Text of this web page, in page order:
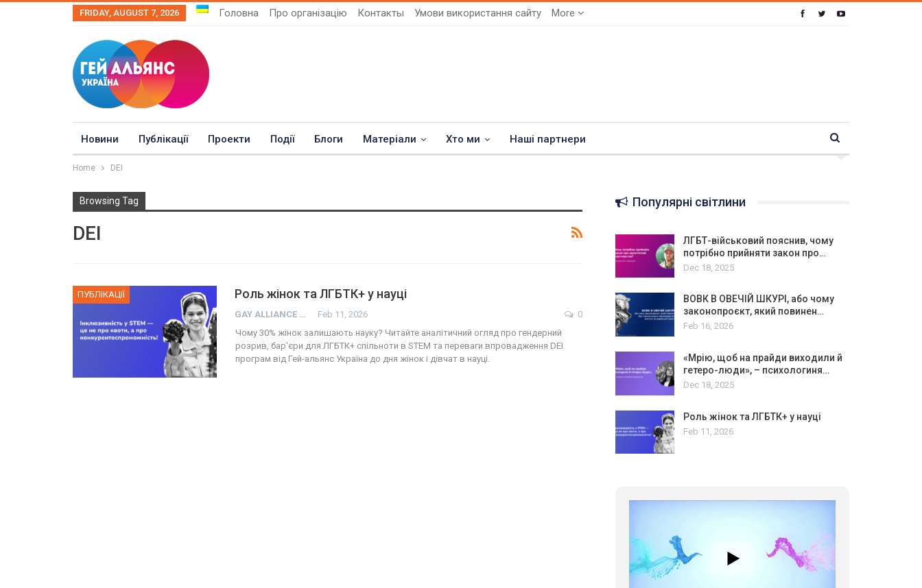
FRIDAY, AUGUST 7, 2026 Головна Про організацію Контакты Умови використання сайту More
Новини Публікації Проекти Події Блоги Матеріали Хто ми Наші партнери
Home DEI
Browsing Tag
DEI
ПУБЛІКАЦІЇ Роль жінок та ЛГБТК+ у науці
GAY ALLIANCE UKRAINE Feb 11, 2026
0
Чому 30% жінок залишають науку? Читайте аналітичний огляд про гендерний
розрив, бар'єри для ЛГБТК+ спільноти в STEM та переваги впровадження DEI
програм від Гей-альянс Україна до дня жінок і дівчат в науці.
Популярні світлини
ЛГБТ-військовий пояснив, чому
потрібно прийняти закон про…
Dec 18, 2025
ВОВК В ОВЕЧІЙ ШКУРІ, або чому
законопроєкт, який повинен…
Feb 16, 2026
«Мрію, щоб на прайди виходили й
гетеро-люди», – психологиня…
Dec 18, 2025
Роль жінок та ЛГБТК+ у науці
Feb 11, 2026